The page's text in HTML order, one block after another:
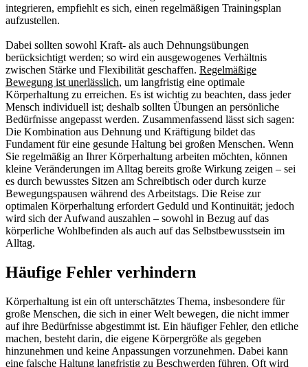
integrieren, empfiehlt es sich, einen regelmäßigen Trainingsplan
aufzustellen.
Dabei sollten sowohl Kraft- als auch Dehnungsübungen
berücksichtigt werden; so wird ein ausgewogenes Verhältnis
zwischen Stärke und Flexibilität geschaffen. Regelmäßige
Bewegung ist unerlässlich, um langfristig eine optimale
Körperhaltung zu erreichen. Es ist wichtig zu beachten, dass jeder
Mensch individuell ist; deshalb sollten Übungen an persönliche
Bedürfnisse angepasst werden. Zusammenfassend lässt sich sagen:
Die Kombination aus Dehnung und Kräftigung bildet das
Fundament für eine gesunde Haltung bei großen Menschen. Wenn
Sie regelmäßig an Ihrer Körperhaltung arbeiten möchten, können
kleine Veränderungen im Alltag bereits große Wirkung zeigen – sei
es durch bewusstes Sitzen am Schreibtisch oder durch kurze
Bewegungspausen während des Arbeitstags. Die Reise zur
optimalen Körperhaltung erfordert Geduld und Kontinuität; jedoch
wird sich der Aufwand auszahlen – sowohl in Bezug auf das
körperliche Wohlbefinden als auch auf das Selbstbewusstsein im
Alltag.
Häufige Fehler verhindern
Körperhaltung ist ein oft unterschätztes Thema, insbesondere für
große Menschen, die sich in einer Welt bewegen, die nicht immer
auf ihre Bedürfnisse abgestimmt ist. Ein häufiger Fehler, den etliche
machen, besteht darin, die eigene Körpergröße als gegeben
hinzunehmen und keine Anpassungen vorzunehmen. Dabei kann
eine falsche Haltung langfristig zu Beschwerden führen. Oft wird